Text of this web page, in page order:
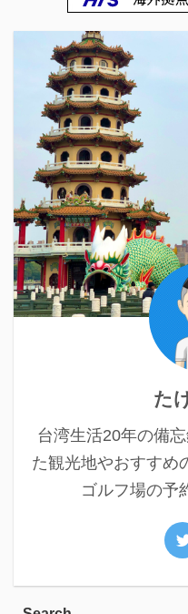
た
台湾生活20年の備
た観光地やおすすめ
ゴルフ場の予